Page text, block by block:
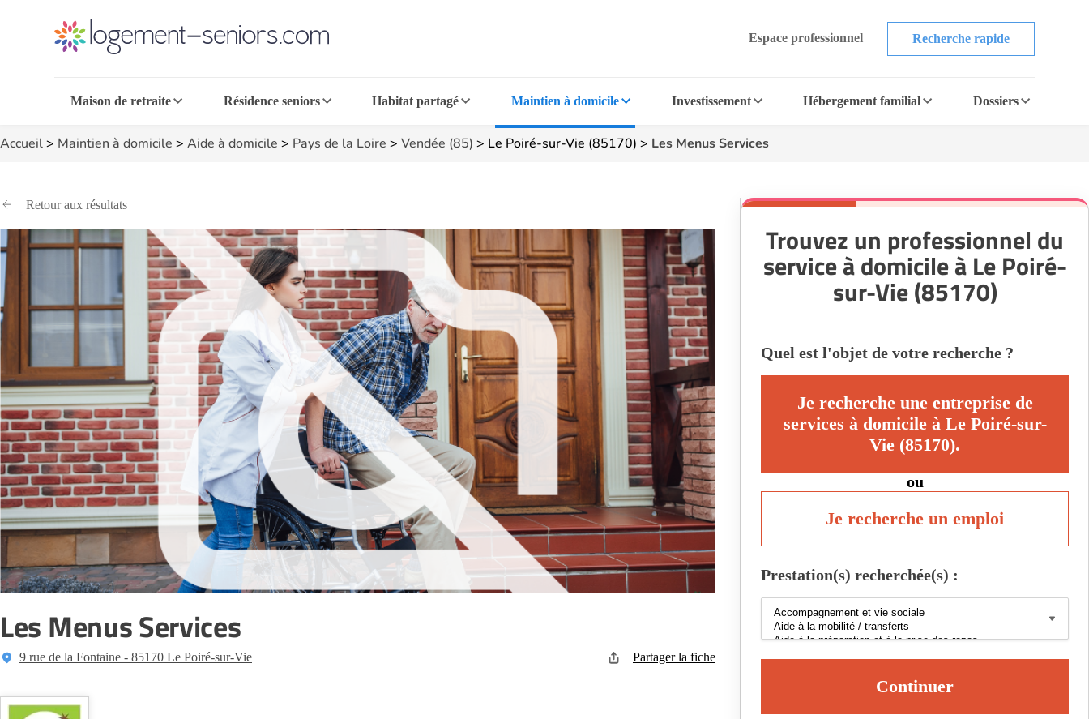
Espace professionnel Recherche rapide
Maison de retraite Résidence seniors Habitat partagé Maintien à domicile Investissement Hébergement familial Dossiers
Accueil> Maintien à domicile > Aide à domicile > Pays de la Loire > Vendée (85) > Le Poiré-sur-Vie (85170) > Les Menus Services
Retour aux résultats
Les Menus Services
9 rue de la Fontaine - 85170 Le Poiré-sur-Vie Partager la fiche
Trouvez un professionnel du
service à domicile à Le Poiré-
sur-Vie (85170)
Quel est l'objet de votre recherche ?
Je recherche une entreprise de
services à domicile à Le Poiré-sur-
Vie (85170).
ou
Je recherche un emploi
Prestation(s) recherchée(s) :
Continuer